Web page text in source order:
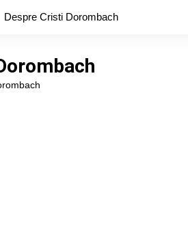
Despre Cristi Dorombach